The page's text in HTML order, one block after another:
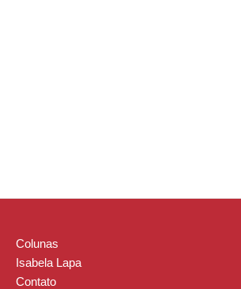
Colunas
Isabela Lapa
Contato